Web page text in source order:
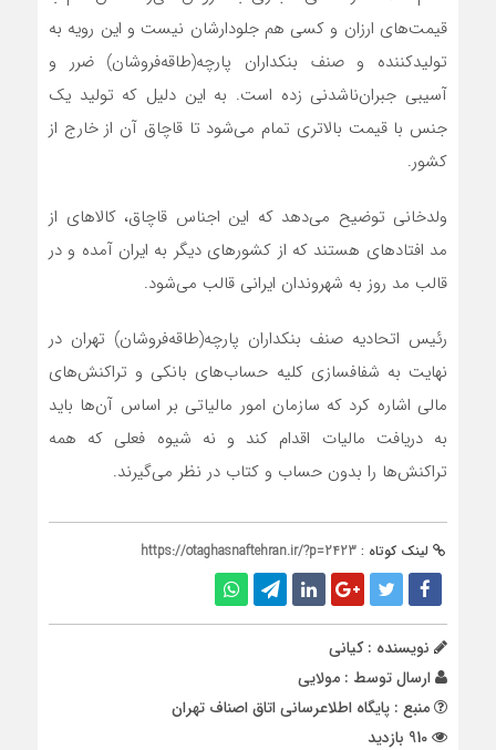
قیمت‌های ارزان و کسی هم جلودارشان نیست و این رویه به
تولیدکننده و صنف بنکداران پارچه(طاقه‌فروشان) ضرر و
آسیبی جبران‌ناشدنی زده است. به این دلیل که تولید یک
جنس با قیمت بالاتری تمام می‌شود تا قاچاق آن از خارج از
کشور.
ولدخانی توضیح می‌دهد که این اجناس قاچاق، کالاهای از
مد افتاده‎ای هستند که از کشورهای دیگر به ایران آمده و در
قالب مد روز به شهروندان ایرانی قالب می‌شود.
رئیس اتحادیه صنف بنکداران پارچه(طاقه‌فروشان) تهران در
نهایت به شفاف‎سازی کلیه حساب‌های بانکی و تراکنش‌های
مالی اشاره کرد که سازمان امور مالیاتی بر اساس آن‌ها باید
به دریافت مالیات اقدام کند و نه شیوه فعلی که همه
تراکنش‌ها را بدون حساب و کتاب در نظر می‌گیرند.
لینک کوتاه : https://otaghasnaftehran.ir/?p=2423
نویسنده : کیانی
ارسال توسط : مولایی
منبع : پایگاه اطلاع‎رسانی اتاق اصناف تهران